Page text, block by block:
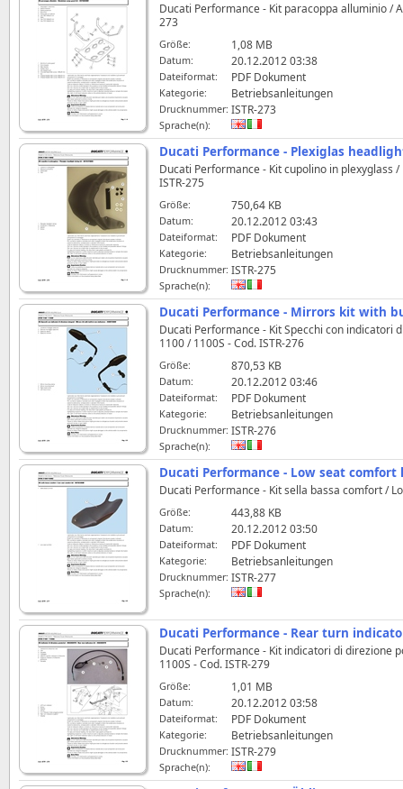
Ducati Performance - Kit paracoppa alluminio /
273
Größe: 1,08 MB
Datum: 20.12.2012 03:38
Dateiformat: PDF Dokument
Kategorie: Betriebsanleitungen
Drucknummer: ISTR-273
Sprache(n):
Ducati Performance - Plexiglas
Ducati Performance - Kit cupolino in plexyglass
ISTR-275
Größe: 750,64 KB
Datum: 20.12.2012 03:43
Dateiformat: PDF Dokument
Kategorie: Betriebsanleitungen
Drucknummer: ISTR-275
Sprache(n):
Ducati Performance - Mirrors kit with
Ducati Performance - Kit Specchi con
1100 / 1100S - Cod. ISTR-276
Größe: 870,53 KB
Datum: 20.12.2012 03:46
Dateiformat: PDF Dokument
Kategorie: Betriebsanleitungen
Drucknummer: ISTR-276
Sprache(n):
Ducati Performance - Low seat comfort
Ducati Performance - Kit sella bassa comfort /
Größe: 443,88 KB
Datum: 20.12.2012 03:50
Dateiformat: PDF Dokument
Kategorie: Betriebsanleitungen
Drucknummer: ISTR-277
Sprache(n):
Ducati Performance - Rear turn
Ducati Performance - Kit indicatori di direzione
1100S - Cod. ISTR-279
Größe: 1,01 MB
Datum: 20.12.2012 03:58
Dateiformat: PDF Dokument
Kategorie: Betriebsanleitungen
Drucknummer: ISTR-279
Sprache(n):